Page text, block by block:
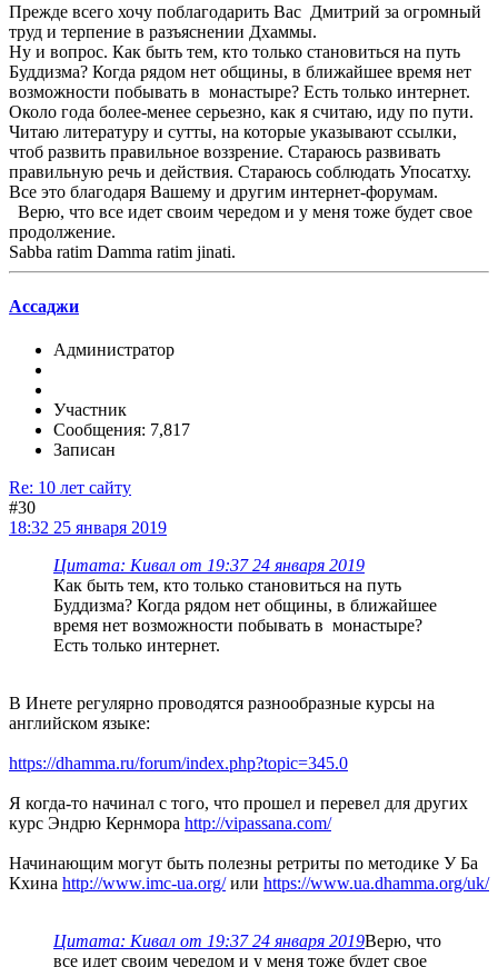
Прежде всего хочу поблагодарить Вас Дмитрий за огромный
труд и терпение в разъяснении Дхаммы.
Ну и вопрос. Как быть тем, кто только становиться на путь
Буддизма? Когда рядом нет общины, в ближайшее время нет
возможности побывать в монастыре? Есть только интернет.
Около года более-менее серьезно, как я считаю, иду по пути.
Читаю литературу и сутты, на которые указывают ссылки,
чтоб развить правильное воззрение. Стараюсь развивать
правильную речь и действия. Стараюсь соблюдать Упосатху.
Все это благодаря Вашему и другим интернет-форумам.
Верю, что все идет своим чередом и у меня тоже будет свое
продолжение.
Sabba ratim Damma ratim jinati.
Ассаджи
Администратор
Участник
Сообщения: 7,817
Записан
Re: 10 лет сайту
#30
18:32 25 января 2019
Цитата: Кивал от 19:37 24 января 2019
Как быть тем, кто только становиться на путь
Буддизма? Когда рядом нет общины, в ближайшее
время нет возможности побывать в монастыре?
Есть только интернет.
В Инете регулярно проводятся разнообразные курсы на
английском языке:
https://dhamma.ru/forum/index.php?topic=345.0
Я когда-то начинал с того, что прошел и перевел для других
курс Эндрю Кернмора http://vipassana.com/
Начинающим могут быть полезны ретриты по методике У Ба
Кхина http://www.imc-ua.org/или https://www.ua.dhamma.org/uk/
Цитата: Кивал от 19:37 24 января 2019Верю, что
все идет своим чередом и у меня тоже будет свое